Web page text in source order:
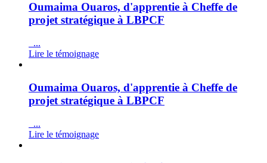
Oumaima Ouaros, d'apprentie à Cheffe de
projet stratégique à LBPCF
...
Lire le témoignage
Oumaima Ouaros, d'apprentie à Cheffe de
projet stratégique à LBPCF
...
Lire le témoignage